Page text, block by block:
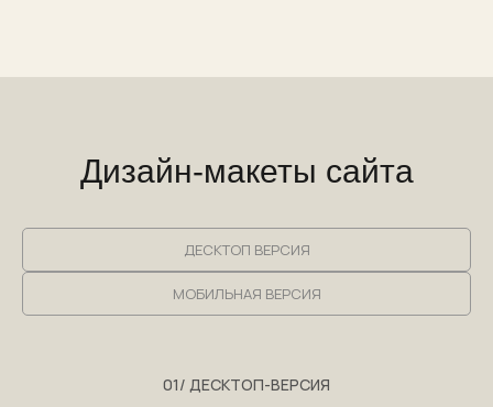
Дизайн-макеты сайта
ДЕСКТОП ВЕРСИЯ
МОБИЛЬНАЯ ВЕРСИЯ
01/ ДЕСКТОП-ВЕРСИЯ